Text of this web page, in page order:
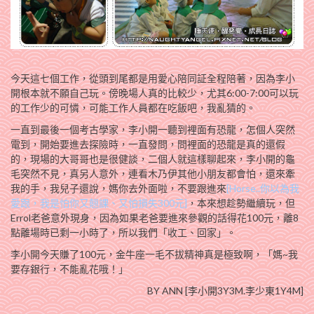
今天這七個工作，從頭到尾都是用愛心陪同証全程陪著，因為李小
開根本就不願自己玩。傍晚場人真的比較少，尤其6:00-7:00可以玩
的工作少的可憐，可能工作人員都在吃飯吧，我亂猜的。
一直到最後一個考古學家，李小開一聽到裡面有恐龍，怎個人突然
電到，開始要進去探險時，一直發問，問裡面的恐龍是真的還假
的，現場的大哥哥也是很健談，二個人就這樣聊起來，李小開的龜
毛突然不見，真另人意外，連看木乃伊其他小朋友都會怕，還來牽
我的手，我兒子還說，媽你去外面啦，不要跟進來[Horse..你以為我
愛跟，我是怕你又翹課、又怕損失300元]，本來想趁勢繼續玩，但
Errol老爸意外現身，因為如果老爸要進來參觀的話得花100元，離8
點離場時已剩一小時了，所以我們「收工、回家」。
李小開今天賺了100元，金牛座一毛不拔精神真是極致啊，「媽~我
要存銀行，不能亂花哦！」
BY ANN [李小開3Y3M.李少東1Y4M]